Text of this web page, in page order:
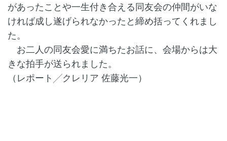
があったことや一生付き合える同友会の仲間がいな
ければ成し遂げられなかったと締め括ってくれまし
た。
お二人の同友会愛に満ちたお話に、会場からは大
きな拍手が送られました。
（レポート╱クレリア 佐藤光一）